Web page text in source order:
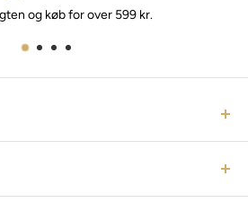
og køb for over 599 kr.
univers. Hvor du som kunde kan
personlig pleje,
Cosmevers er etableret i 2020, vi
og maskiner, til både privat &
40 76